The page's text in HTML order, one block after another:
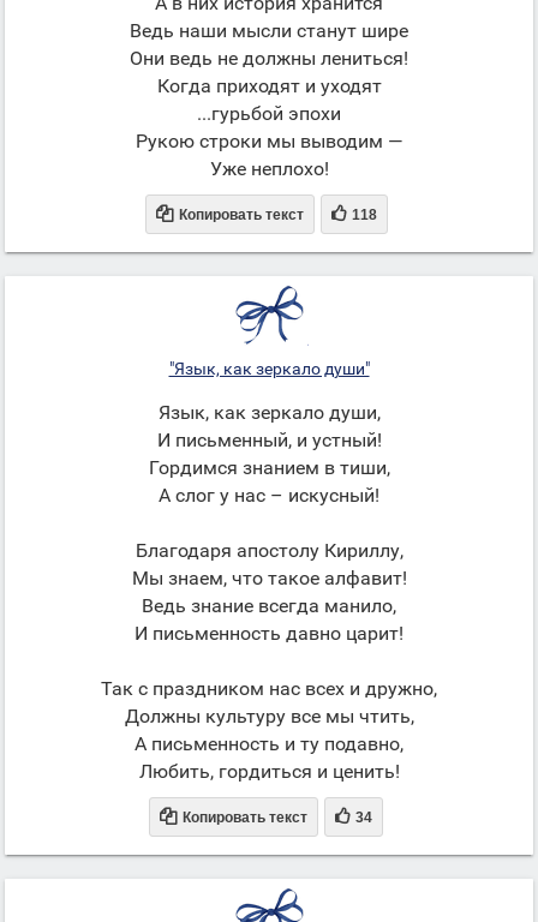
Ведь наши мысли станут шире
Они ведь не должны лениться!
Когда приходят и уходят
...гурьбой эпохи
Рукою строки мы выводим —
Уже неплохо!
 Копировать текст  118
"Язык, как зеркало души"
Язык, как зеркало души,
И письменный, и устный!
Гордимся знанием в тиши,
А слог у нас – искусный!
Благодаря апостолу Кириллу,
Мы знаем, что такое алфавит!
Ведь знание всегда манило,
И письменность давно царит!
Так с праздником нас всех и дружно,
Должны культуру все мы чтить,
А письменность и ту подавно,
Любить, гордиться и ценить!
 Копировать текст  34